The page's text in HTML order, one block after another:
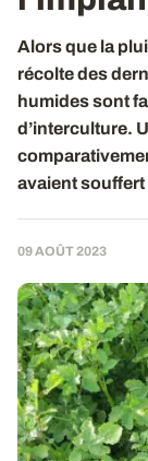
Alors que la
récolte des
humides sont
d’interculture.
avaient souffert
09 AOÛT 2023